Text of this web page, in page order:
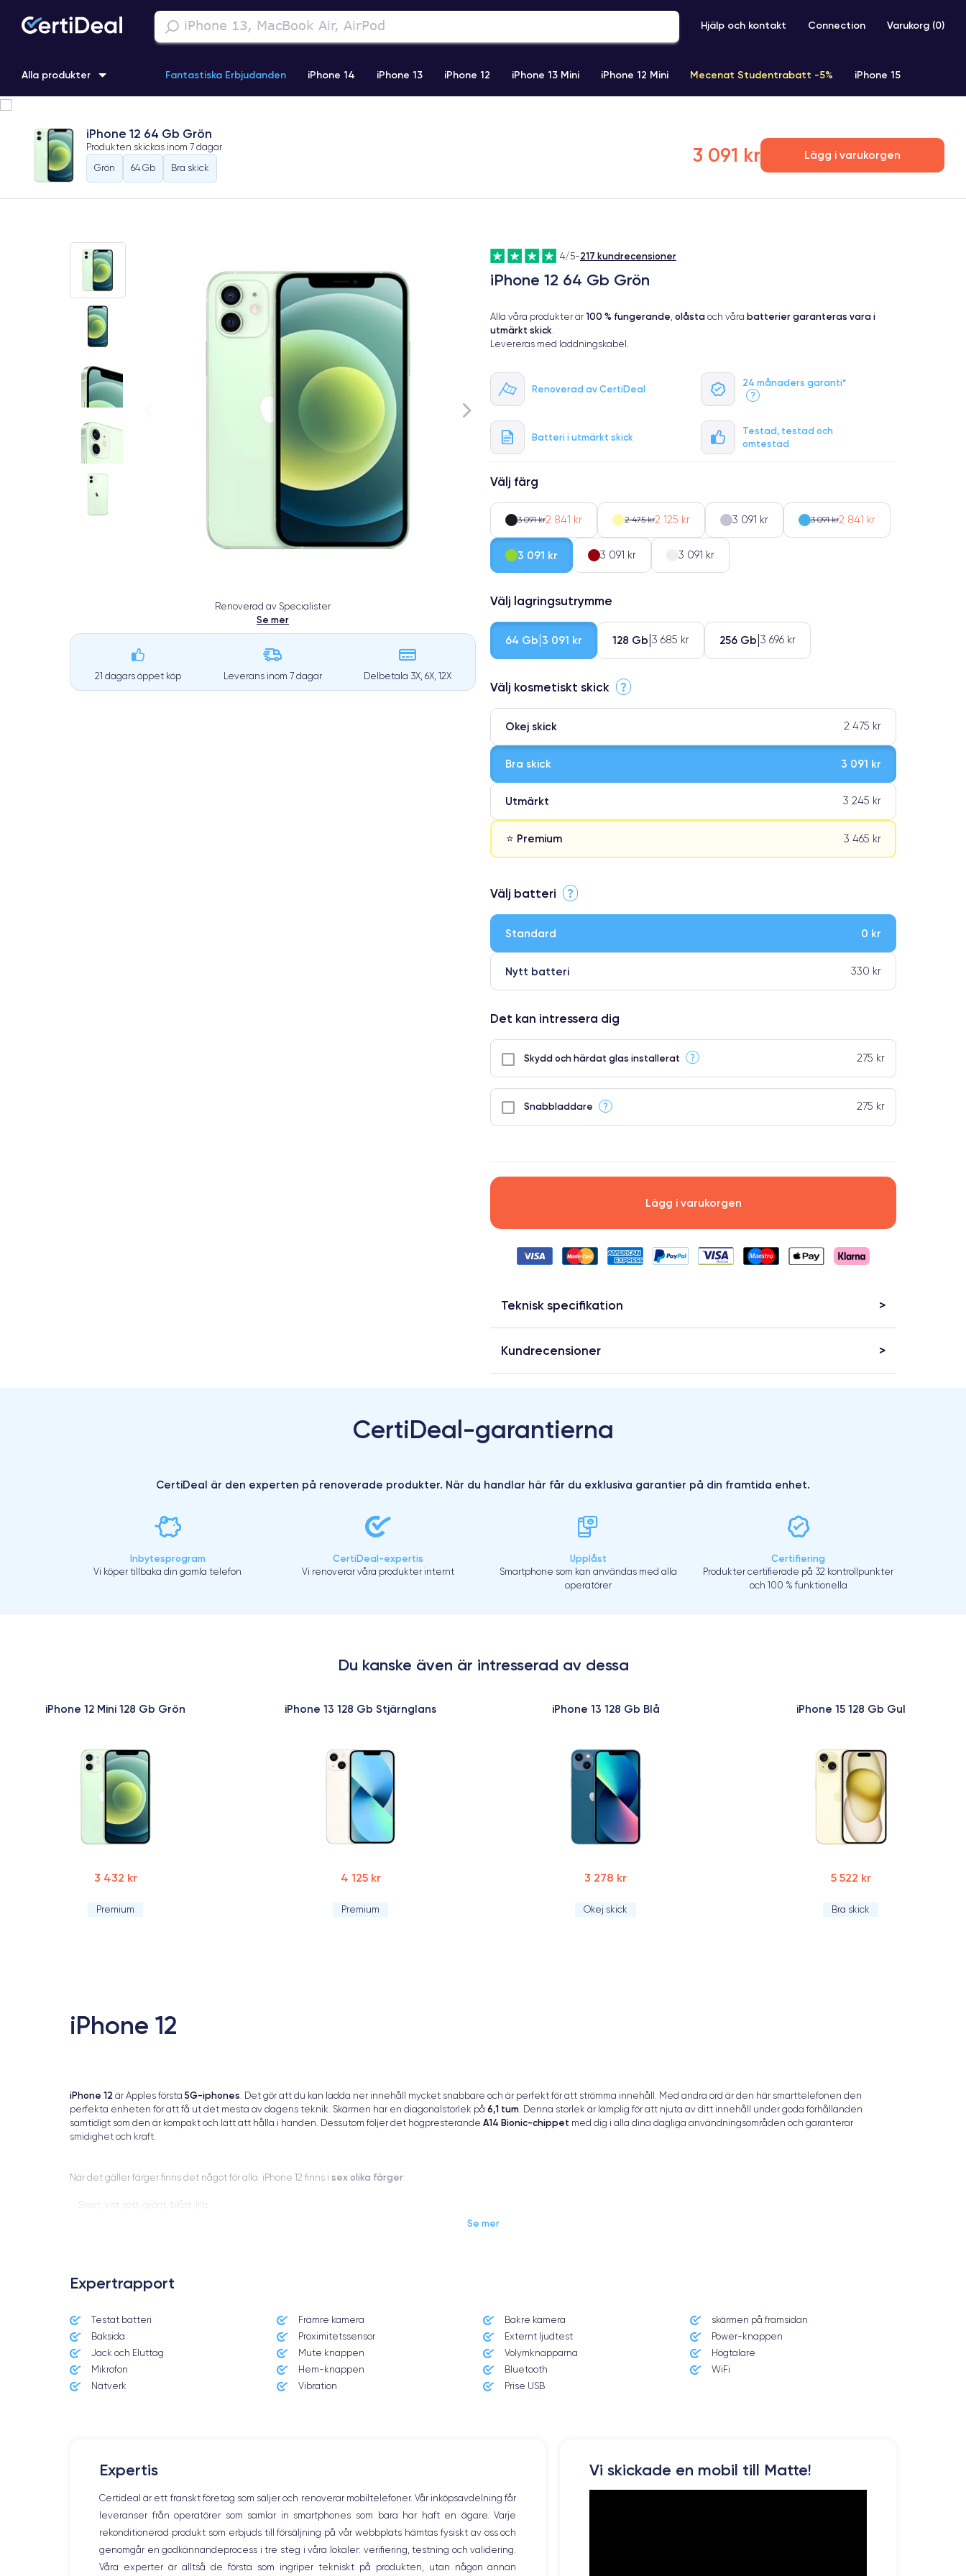
Hjälp och kontakt Connection Varukorg (0)
Alla produkter Fantastiska Erbjudanden iPhone 14 iPhone 13 iPhone 12 iPhone 13 Mini iPhone 12 Mini Mecenat Studentrabatt -5% iPhone 15
iPhone 11 Pro iPhone 15 Pro
iPhone 12 64 Gb Grön
Produkten skickas inom 7 dagar
Grön
64 Gb Bra skick
3 091 kr Lägg i varukorgen
Renoverad av Specialister
Se mer
21 dagars öppet köp Leverans inom 7 dagar Delbetala 3X, 6X, 12X
4/5-217 kundrecensioner
iPhone 12 64 Gb Grön
Alla våra produkter är 100 % fungerande olåsta och våra batterier garanteras vara i
utmärkt skick
Levereras med laddningskabel.
Renoverad av CertiDeal
24 månaders garanti*
?
Batteri i utmärkt skick
Testad, testad och
omtestad
Välj färg
3 091 kr2 841 kr 2 475 kr2 125 kr 3 091 kr 3 091 kr2 841 kr
3 091 kr 3 091 kr 3 091 kr
Välj lagringsutrymme
64 Gb 3 091 kr 128 Gb 3 685 kr 256 Gb 3 696 kr
Välj kosmetiskt skick ?
Okej skick 2 475 kr
Bra skick 3 091 kr
Utmärkt 3 245 kr
⭐ Premium 3 465 kr
⭐ Premium
Välj batteri ?
Standard 0 kr
Nytt batteri 330 kr
Det kan intressera dig
Skydd och härdat glas installerat ? 275 kr
Snabbladdare ? 275 kr
Lägg i varukorgen
Teknisk specifikation
Kundrecensioner
CertiDeal-garantierna
CertiDeal är den experten på renoverade produkter. När du handlar här får du exklusiva garantier på din framtida enhet.
Inbytesprogram
Vi köper tillbaka din gamla telefon
CertiDeal-expertis
Vi renoverar våra produkter internt
Upplåst
Smartphone som kan användas med alla
operatörer
Certifiering
Produkter certifierade på 32 kontrollpunkter
och 100 % funktionella
Du kanske även är intresserad av dessa
iPhone 12 Mini 128 Gb Grön
3 432 kr
Premium
iPhone 13 128 Gb Stjärnglans
4 125 kr
Premium
iPhone 13 128 Gb Blå
3 278 kr
Okej skick
iPhone 15 128 Gb Gul
5 522 kr
Bra skick
iPhone 12
iPhone 12 är Apples första 5G-iphones. Det gör att du kan ladda ner innehåll mycket snabbare och är perfekt för att strömma innehåll. Med andra ord är den här smarttelefonen den
perfekta enheten för att få ut det mesta av dagens teknik. Skärmen har en diagonalstorlek på 6,1 tum. Denna storlek är lämplig för att njuta av ditt innehåll under goda förhållanden
samtidigt som den är kompakt och lätt att hålla i handen. Dessutom följer det högpresterande A14 Bionic-chippet med dig i alla dina dagliga användningsområden och garanterar
smidighet och kraft.
När det gäller färger finns det något för alla. iPhone 12 finns i sex olika färger:
Svart, vitt, rött, grönt, blått, lila
Den här smarttelefonen är fullmatad med tekniska innovationer och imponerande funktioner. Därför är priset på den nya enheten ganska högt. Du kan dock dra nytta av alla dessa
funktioner om du väljer att köpa en renoverad smartphone.
Först och främst har enheten
kontrastförhållande på 2 000 000:1. Med andra ord säkerställer den att du får skimrande färger och djupa svarta färger.
Ljud:
Se mer
Expertrapport
Testat batteri Främre kamera Bakre kamera
skärmen på framsidan
Baksida
Proximitetssensor Externt ljudtest
Power-knappen
Jack och Eluttag
Mute knappen Volymknapparna
Högtalare
Mikrofon
Hem-knappen Bluetooth
WiFi
Nätverk
Vibration Prise USB
Expertis
Certideal är ett franskt företag som säljer och renoverar mobiltelefoner. Vår inköpsavdelning får
leveranser från operatörer som samlar in smartphones som bara har haft en ägare. Varje
rekonditionerad produkt som erbjuds till försäljning på vår webbplats hämtas fysiskt av oss och
genomgår en godkännandeprocess i tre steg i våra lokaler: verifiering, testning och validering.
Våra experter är alltså de första som ingriper tekniskt på produkten, utan någon annan
Vi skickade en mobil till Matte!